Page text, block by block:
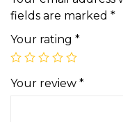
fields are marked *
Your rating *
Your review *